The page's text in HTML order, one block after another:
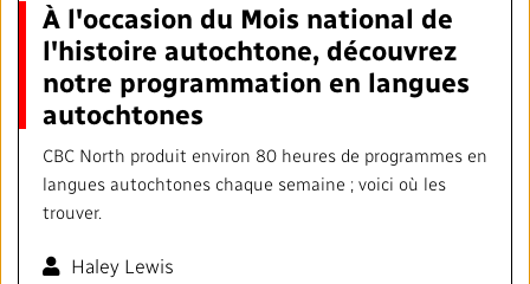
À l'occasion du Mois national de
l'histoire autochtone, découvrez
notre programmation en langues
autochtones
CBC North produit environ 80 heures de programmes en
langues autochtones chaque semaine ; voici où les
trouver.
Haley Lewis